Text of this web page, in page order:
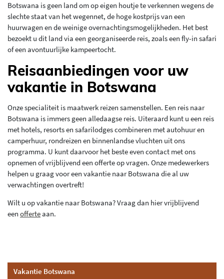
Vakantie Botswana
Botswana is geen land om op eigen houtje te verkennen wegens de
slechte staat van het wegennet, de hoge kostprijs van een
huurwagen en de weinige overnachtingsmogelijkheden. Het best
bezoekt u dit land via een georganiseerde reis, zoals een fly-in safari
of een avontuurlijke kampeertocht.
Reisaanbiedingen voor uw
vakantie in Botswana
Onze specialiteit is maatwerk reizen samenstellen. Een reis naar
Botswana is immers geen alledaagse reis. Uiteraard kunt u een reis
met hotels, resorts en safarilodges combineren met autohuur en
camperhuur, rondreizen en binnenlandse vluchten uit ons
programma. U kunt daarvoor het beste even contact met ons
opnemen of vrijblijvend een offerte op vragen. Onze medewerkers
helpen u graag voor een vakantie naar Botswana die al uw
verwachtingen overtreft!
Wilt u op vakantie naar Botswana? Vraag dan hier vrijblijvend
een offerteaan.